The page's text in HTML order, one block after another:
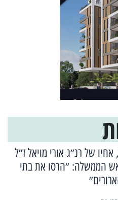
של רנ״ג אורי מויאל ז״ל
הממשלה: ״הרסו את בתי